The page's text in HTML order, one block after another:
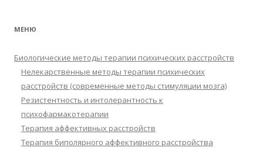
МЕНЮ
Биологические методы терапии психических расстройств
Нелекарственные методы терапии психических
расстройств (современные методы стимуляции мозга)
Резистентность и интолерантность к
психофармакотерапии
Терапия аффективных расстройств
Терапия биполярного аффективного расстройства